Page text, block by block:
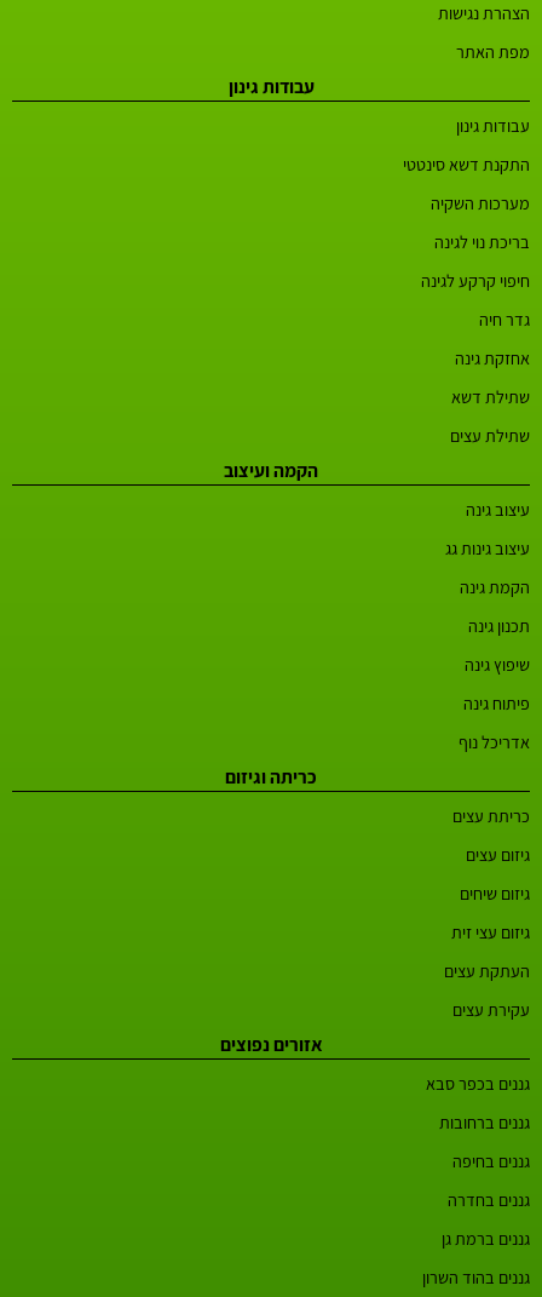
הצהרת נגישות
מפת האתר
עבודות גינון
עבודות גינון
התקנת דשא סינטטי
מערכות השקיה
בריכת נוי לגינה
חיפוי קרקע לגינה
גדר חיה
אחזקת גינה
שתילת דשא
שתילת עצים
הקמה ועיצוב
עיצוב גינה
עיצוב גינות גג
הקמת גינה
תכנון גינה
שיפוץ גינה
פיתוח גינה
אדריכל נוף
כריתה וגיזום
כריתת עצים
גיזום עצים
גיזום שיחים
גיזום עצי זית
העתקת עצים
עקירת עצים
אזורים נפוצים
גננים בכפר סבא
גננים ברחובות
גננים בחיפה
גננים בחדרה
גננים ברמת גן
גננים בהוד השרון